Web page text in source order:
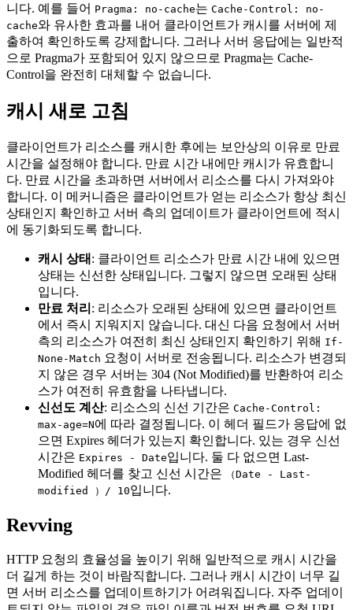
니다. 예를 들어 Pragma: no-cache는 Cache-Control: no-
cache와 유사한 효과를 내어 클라이언트가 캐시를 서버에 제
출하여 확인하도록 강제합니다. 그러나 서버 응답에는 일반적
으로 Pragma가 포함되어 있지 않으므로 Pragma는 Cache-
Control을 완전히 대체할 수 없습니다.
캐시 새로 고침
클라이언트가 리소스를 캐시한 후에는 보안상의 이유로 만료
시간을 설정해야 합니다. 만료 시간 내에만 캐시가 유효합니
다. 만료 시간을 초과하면 서버에서 리소스를 다시 가져와야
합니다. 이 메커니즘은 클라이언트가 얻는 리소스가 항상 최신
상태인지 확인하고 서버 측의 업데이트가 클라이언트에 적시
에 동기화되도록 합니다.
캐시 상태 : 클라이언트 리소스가 만료 시간 내에 있으면
상태는 신선한 상태입니다. 그렇지 않으면 오래된 상태
입니다.
만료 처리 : 리소스가 오래된 상태에 있으면 클라이언트
에서 즉시 지워지지 않습니다. 대신 다음 요청에서 서버
측의 리소스가 여전히 최신 상태인지 확인하기 위해 If-
None-Match 요청이 서버로 전송됩니다. 리소스가 변경되
지 않은 경우 서버는 304 (Not Modified)를 반환하여 리소
스가 여전히 유효함을 나타냅니다.
신선도 계산: 리소스의 신선 기간은 Cache-Control:
max-age=N에 따라 결정됩니다. 이 헤더 필드가 응답에 없
으면 Expires 헤더가 있는지 확인합니다. 있는 경우 신선
시간은 Expires - Date입니다. 둘 다 없으면 Last-
Modified 헤더를 찾고 신선 시간은
（Date - Last-
modified ）/ 10입니다.
Revving
HTTP 요청의 효율성을 높이기 위해 일반적으로 캐시 시간을
더 길게 하는 것이 바람직합니다. 그러나 캐시 시간이 너무 길
면 서버 리소스를 업데이트하기가 어려워집니다. 자주 업데이